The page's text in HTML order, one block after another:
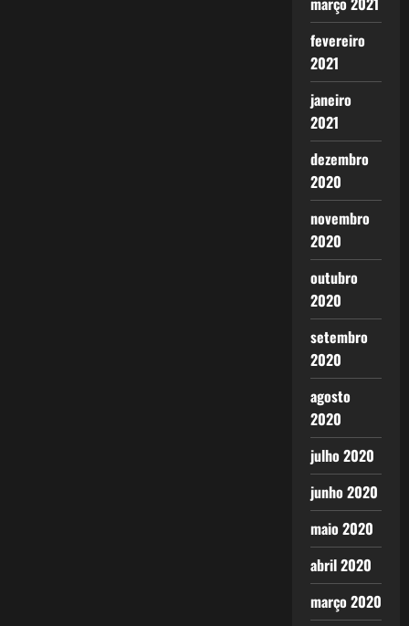
fevereiro
2021
janeiro
2021
dezembro
2020
novembro
2020
outubro
2020
setembro
2020
agosto
2020
julho 2020
junho 2020
maio 2020
abril 2020
março 2020